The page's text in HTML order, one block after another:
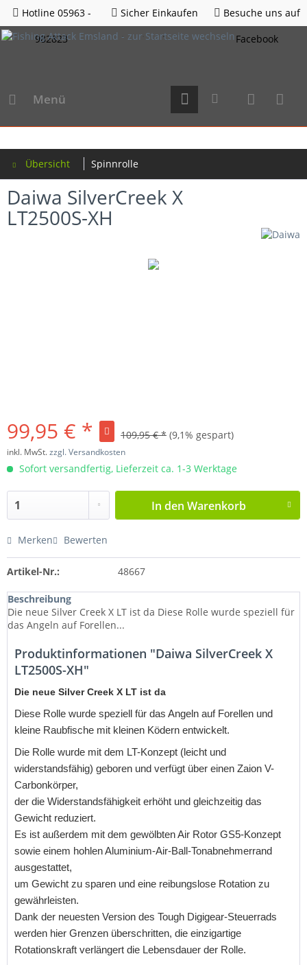
Hotline 05963 -
982823
Sicher Einkaufen
Besuche uns auf
Facebook
Menü
Übersicht Spinnrolle
Daiwa SilverCreek X
LT2500S-XH
99,95 € * 109,95 € * (9,1% gespart)
inkl. MwSt.zzgl. Versandkosten
Sofort versandfertig, Lieferzeit ca. 1-3 Werktage
In den Warenkorb
Merken Bewerten
Artikel-Nr.: 48667
Beschreibung
Die neue Silver Creek X LT ist da Diese Rolle wurde speziell für
das Angeln auf Forellen...
Produktinformationen "Daiwa SilverCreek X
LT2500S-XH"
Die neue Silver Creek X LT ist da
Diese Rolle wurde speziell für das Angeln auf Forellen und
kleine Raubfische mit kleinen Ködern entwickelt.
Die Rolle wurde mit dem LT-Konzept (leicht und
widerstandsfähig) geboren und verfügt über einen Zaion V-
Carbonkörper,
der die Widerstandsfähigkeit erhöht und gleichzeitig das
Gewicht reduziert.
Es ist außerdem mit dem gewölbten Air Rotor GS5-Konzept
sowie einem hohlen Aluminium-Air-Ball-Tonabnehmerrand
ausgestattet,
um Gewicht zu sparen und eine reibungslose Rotation zu
gewährleisten.
Dank der neuesten Version des Tough Digigear-Steuerrads
werden hier Grenzen überschritten, die einzigartige
Rotationskraft verlängert die Lebensdauer der Rolle.